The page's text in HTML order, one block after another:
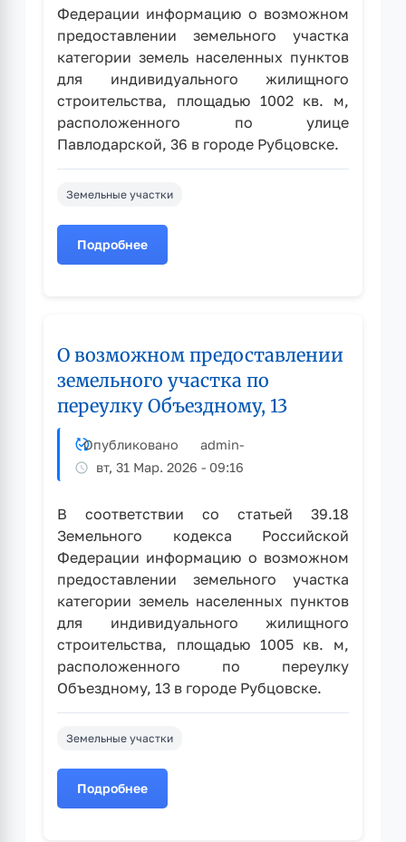
Федерации информацию о возможном
предоставлении земельного участка
категории земель населенных пунктов
для индивидуального жилищного
строительства, площадью 1002 кв. м,
расположенного по улице
Павлодарской, 36 в городе Рубцовске.
Земельные участки
Подробнее
о
участка
по
улице
Павлодарской,
О возможном предоставлении
земельного участка по
переулку Объездному, 13
Опубликовано admin-
вт, 31 Мар. 2026 - 09:16
В соответствии со статьей 39.18
Земельного кодекса Российской
Федерации информацию о возможном
предоставлении земельного участка
категории земель населенных пунктов
для индивидуального жилищного
строительства, площадью 1005 кв. м,
расположенного по переулку
Объездному, 13 в городе Рубцовске.
Земельные участки
Подробнее
о